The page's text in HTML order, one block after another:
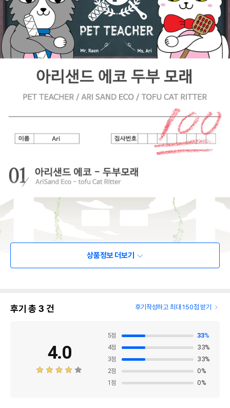
상품정보 더보기
후기 총 3 건 후기작성하고 최대 150점 받기
4.0
5점 33%
4점 33%
3점 33%
2점 0%
1 점 0%